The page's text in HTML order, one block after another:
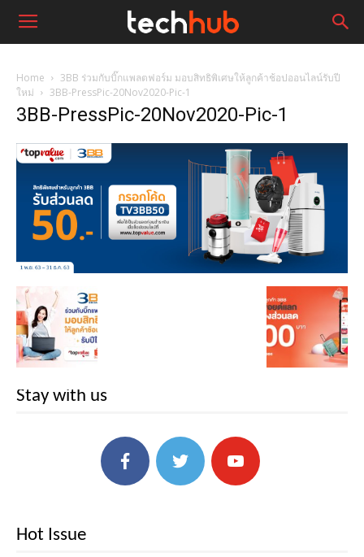
Home
3BB ร่วมกับบิ๊กแพลตฟอร์ม มอบสิทธิพิเศษให้ลูกค้าช้อปออนไลน์รับปี
ใหม่
3BB-PressPic-20Nov2020-Pic-1
3BB-PressPic-20Nov2020-Pic-1
Stay with us
Hot Issue